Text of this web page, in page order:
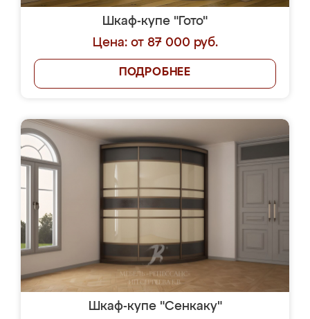
Шкаф-купе "Гото"
Цена: от 87 000 руб.
ПОДРОБНЕЕ
Шкаф-купе "Сенкаку"